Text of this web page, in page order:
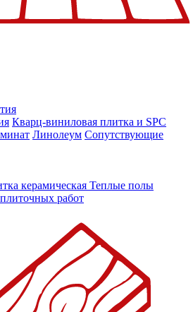
Кварц-виниловая плитка и SPC
Линолеум Сопутствующие
керамическая Теплые полы
работ